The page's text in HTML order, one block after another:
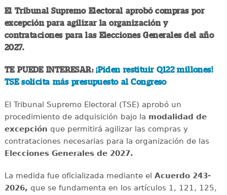
El Tribunal Supremo Electoral aprobó compras por
excepción para agilizar la organización y
contrataciones para las Elecciones Generales del año
2027.
TE PUEDE INTERESAR:¡Piden restituir Q122 millones!
TSE solicita más presupuesto al Congreso
El Tribunal Supremo Electoral (TSE) aprobó un
procedimiento de adquisición bajo la modalidad de
excepción que permitirá agilizar las compras y
contrataciones necesarias para la organización de las
Elecciones Generales de 2027.
La medida fue oficializada mediante el Acuerdo 243-
2026, que se fundamenta en los artículos 1, 121, 125,